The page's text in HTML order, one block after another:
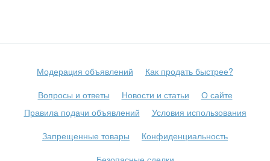
Модерация объявлений
Как продать быстрее?
Вопросы и ответы
Новости и статьи
О сайте
Правила подачи объявлений
Условия использования
Запрещенные товары
Конфиденциальность